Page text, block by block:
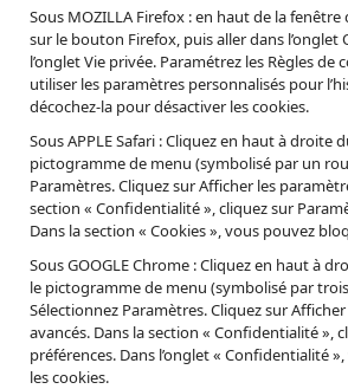
Sous MOZILLA Firefox : en haut de la
sur le bouton Firefox, puis aller dans l’onglet
l’onglet Vie privée. Paramétrez les Règles de
utiliser les paramètres personnalisés pour
décochez-la pour désactiver les cookies.
Sous APPLE Safari : Cliquez en haut à droite
pictogramme de menu (symbolisé par un
Paramètres. Cliquez sur Afficher les
section « Confidentialité », cliquez sur
Dans la section « Cookies », vous pouvez
Sous GOOGLE Chrome : Cliquez en haut à
le pictogramme de menu (symbolisé par
Sélectionnez Paramètres. Cliquez sur
avancés. Dans la section « Confidentialité »,
préférences. Dans l’onglet « Confidentialité
les cookies.